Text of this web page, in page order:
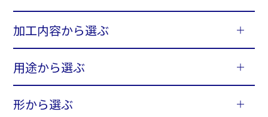
加工内容から選ぶ
用途から選ぶ
形から選ぶ